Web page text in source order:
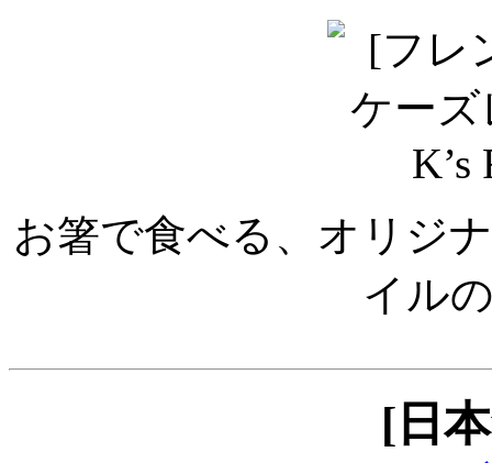
お箸で食べる、オリジ
イル
[日